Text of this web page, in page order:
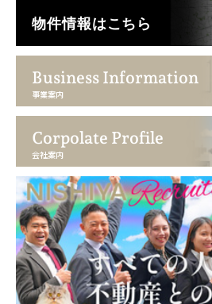
物件情報はこちら
Business Information
事業案内
Corpolate Profile
会社案内